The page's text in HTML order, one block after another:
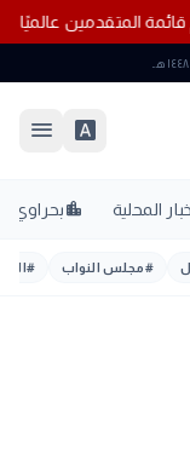
عالميًا.. 15 مركزًا جديدًا في حوكمة الذكاء الاصطناعي
font_download
menu
المحلية location_cityبحراوي
#مجلس النواب #